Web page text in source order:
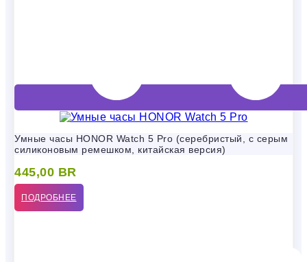
Умные часы HONOR Watch 5 Pro (серебристый, с серым
силиконовым ремешком, китайская версия)
445,00 BR
ПОДРОБНЕЕ